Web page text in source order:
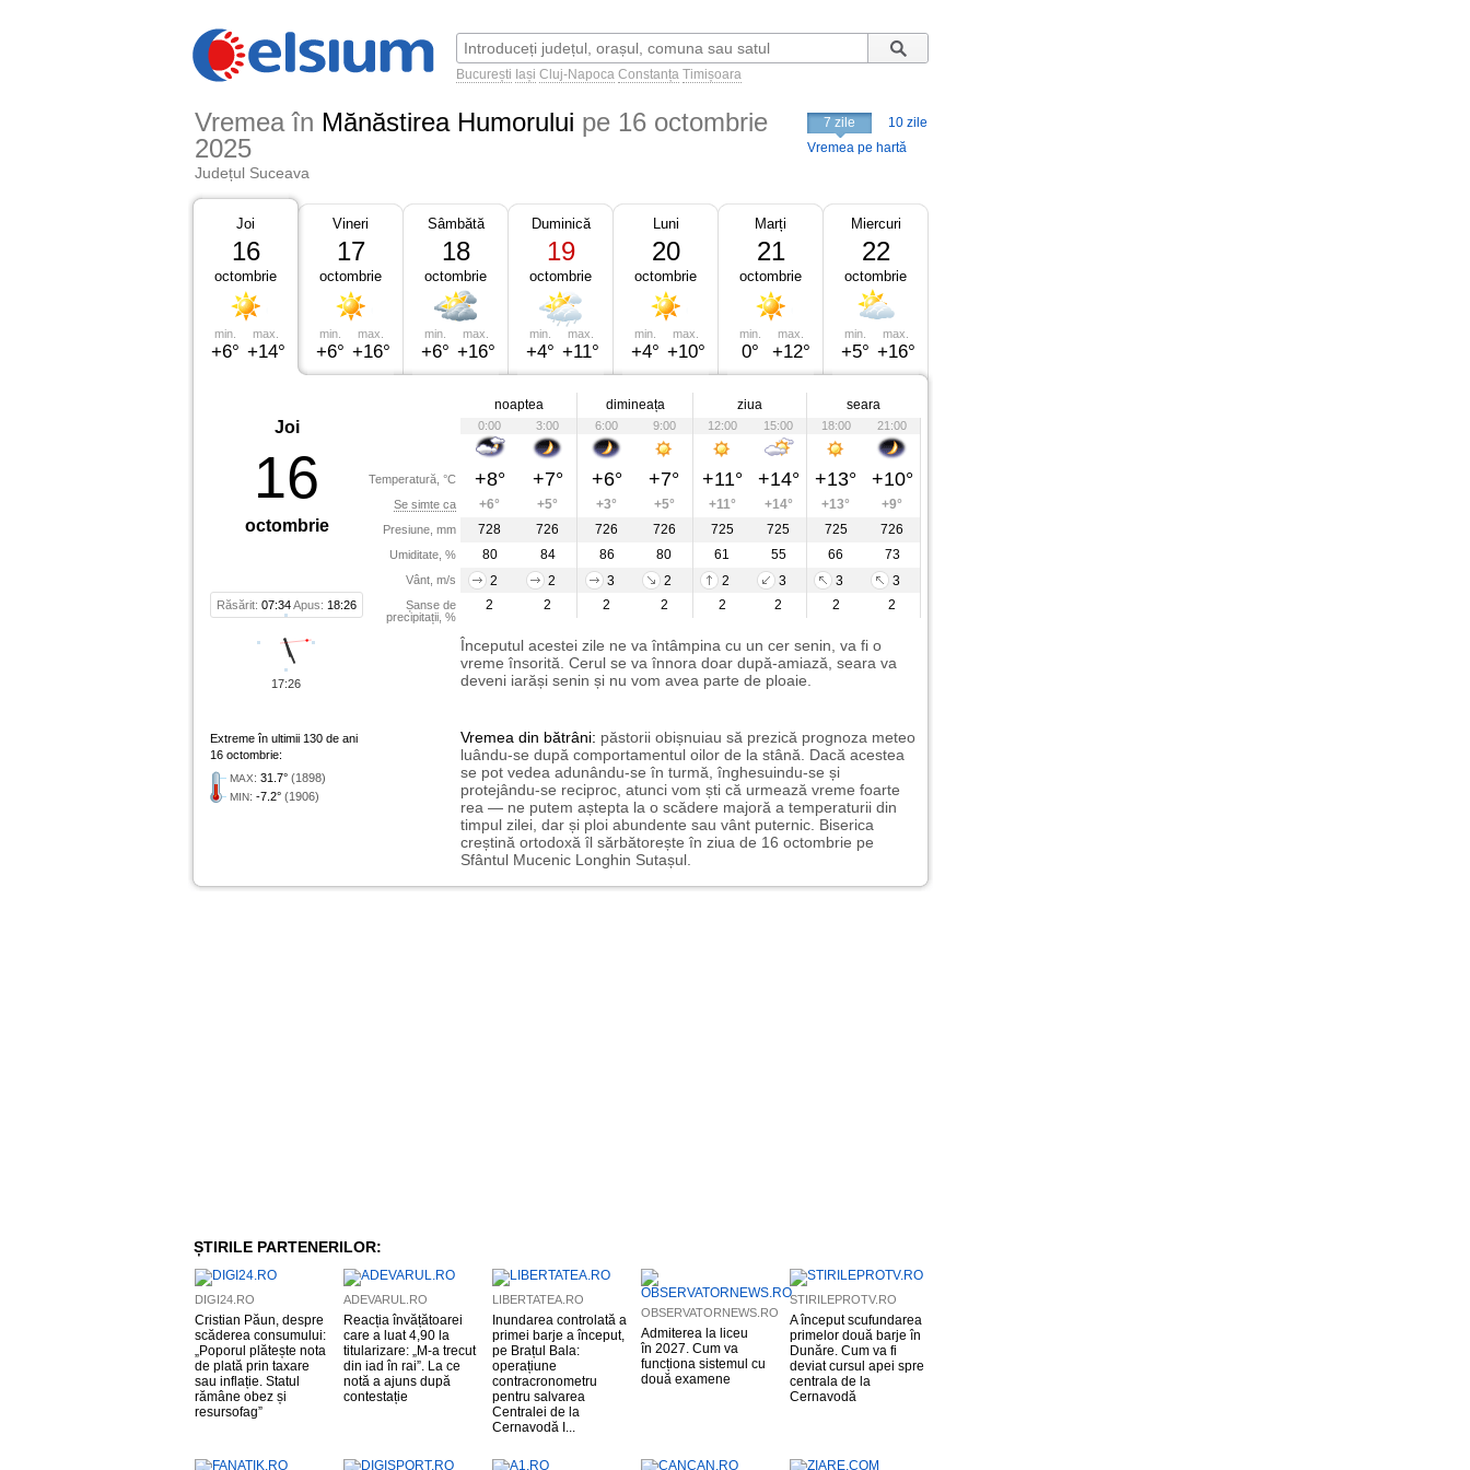
București Iași Cluj-Napoca Constanța Timișoara
Vremea în Mănăstirea Humorului pe 16 octombrie
2025
Județul Suceava
7 zile
10 zile
Vremea pe hartă
Joi
16
octombrie
min.
+6°
max.
+14°
Vineri
17
octombrie
min.
+6°
max.
+16°
Sâmbătă
18
octombrie
min.
+6°
max.
+16°
Duminică
19
octombrie
min.
+4°
max.
+11°
Luni
20
octombrie
min.
+4°
max.
+10°
Marți
21
octombrie
min.
0°
max.
+12°
Miercuri
22
octombrie
min.
+5°
max.
+16°
Joi
16
octombrie
Răsărit: 07:34Apus: 18:26
Temperatură, °C
Se simte ca
Presiune, mm
Umiditate, %
Vânt, m/s
Șanse de
precipitații, %
noaptea dimineața ziua seara
0:00 3:00 6:00 9:00 12:00 15:00 18:00 21:00
+8° +7° +6° +7° +11° +14° +13° +10°
+6° +5° +3° +5° +11° +14° +13°
+9°
728
726 726 726 725 725 725
726
80
84 86 80 61 55 66
73
2
2 3 2 2 3 3
3
2
2 2 2 2 2 2 2
Începutul acestei zile ne va întâmpina cu un cer senin, va fi o
vreme însorită. Cerul se va înnora doar după-amiază, seara va
deveni iarăși senin și nu vom avea parte de ploaie.
Extreme în ultimii 130 de ani
16 octombrie:
MAX: 31.7° (1898)
MIN: -7.2° (1906)
Vremea din bătrâni: păstorii obișnuiau să prezică prognoza meteo
luându-se după comportamentul oilor de la stână. Dacă acestea
se pot vedea adunându-se în turmă, înghesuindu-se și
protejându-se reciproc, atunci vom ști că urmează vreme foarte
rea — ne putem aștepta la o scădere majoră a temperaturii din
timpul zilei, dar și ploi abundente sau vânt puternic. Biserica
creștină ortodoxă îl sărbătorește în ziua de 16 octombrie pe
Sfântul Mucenic Longhin Sutașul.
17:26
ȘTIRILE PARTENERILOR:
DIGI24.RO
Cristian Păun, despre
scăderea consumului:
„Poporul plătește nota
de plată prin taxare
sau inflație. Statul
rămâne obez și
resursofag”
ADEVARUL.RO
Reacția învățătoarei
care a luat 4,90 la
titularizare: „M-a trecut
din iad în rai”. La ce
notă a ajuns după
contestație
LIBERTATEA.RO
Inundarea controlată a
primei barje a început,
pe Brațul Bala:
operațiune
contracronometru
pentru salvarea
Centralei de la
Cernavodă I...
OBSERVATORNEWS.RO
Admiterea la liceu
în 2027. Cum va
funcționa sistemul cu
două examene
STIRILEPROTV.RO
A început scufundarea
primelor două barje în
Dunăre. Cum va fi
deviat cursul apei spre
centrala de la
Cernavodă